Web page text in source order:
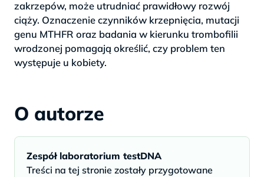
zakrzepów, może utrudniać prawidłowy rozwój
ciąży. Oznaczenie czynników krzepnięcia, mutacji
genu MTHFR oraz badania w kierunku trombofilii
wrodzonej pomagają określić, czy problem ten
występuje u kobiety.
O autorze
Zespół laboratorium testDNA
Treści na tej stronie zostały przygotowane